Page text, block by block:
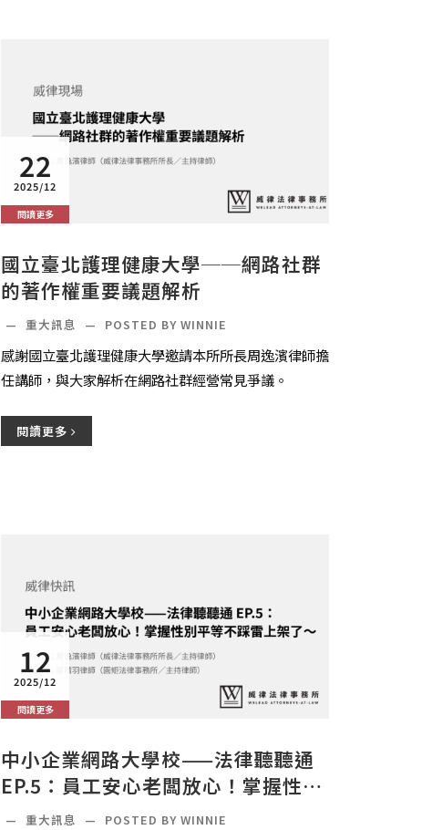
22
2025/12
閱讀更多
國立臺北護理健康大學──網路社群
的著作權重要議題解析
— 重大訊息 — POSTED BY WINNIE
感謝國立臺北護理健康大學邀請本所所長周逸濱律師擔
任講師，與大家解析在網路社群經營常見爭議。
閱讀更多
12
2025/12
閱讀更多
中小企業網路大學校——法律聽聽通
EP.5：員工安心老闆放心！掌握性別
平等不踩雷上架了～
— 重大訊息 — POSTED BY WINNIE